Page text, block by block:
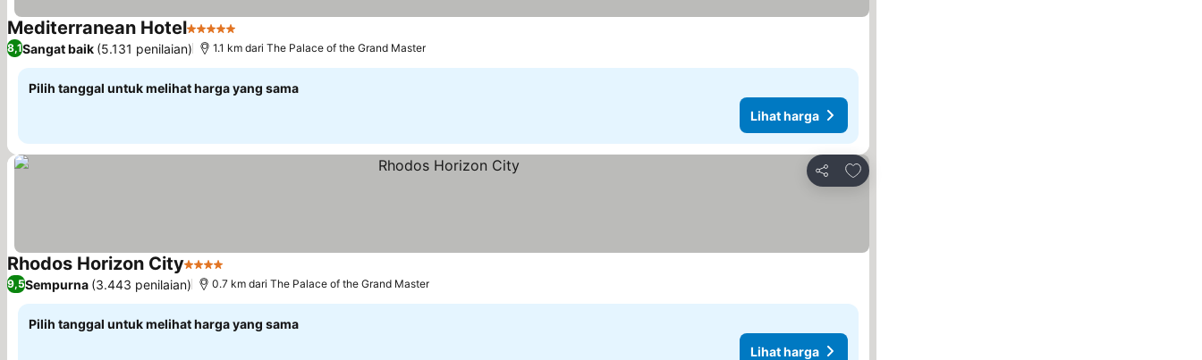
Mediterranean Hotel5 Bintang
8,1Sangat baik (5.131 penilaian) 1.1 km dari The Palace of the Grand Master
Pilih tanggal untuk melihat harga yang sama
Lihat harga
Bagikan
Tambahkan ke favorit
Rhodos Horizon City4 Bintang
9,5Sempurna (3.443 penilaian) 0.7 km dari The Palace of the Grand Master
Pilih tanggal untuk melihat harga yang sama
Lihat harga